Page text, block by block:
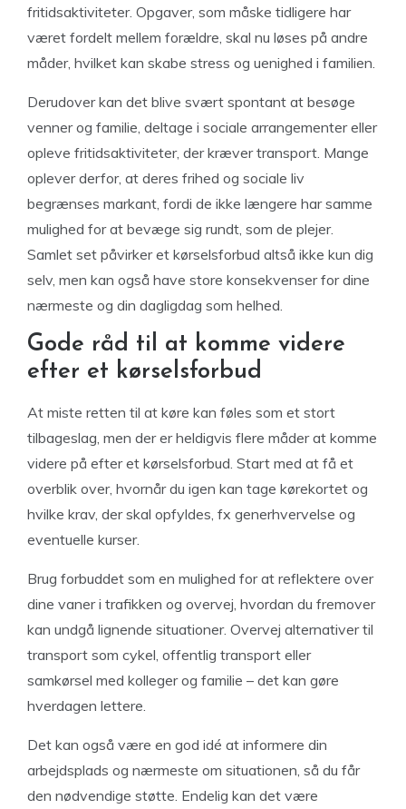
fritidsaktiviteter. Opgaver, som måske tidligere har
været fordelt mellem forældre, skal nu løses på andre
måder, hvilket kan skabe stress og uenighed i familien.
Derudover kan det blive svært spontant at besøge
venner og familie, deltage i sociale arrangementer eller
opleve fritidsaktiviteter, der kræver transport. Mange
oplever derfor, at deres frihed og sociale liv
begrænses markant, fordi de ikke længere har samme
mulighed for at bevæge sig rundt, som de plejer.
Samlet set påvirker et kørselsforbud altså ikke kun dig
selv, men kan også have store konsekvenser for dine
nærmeste og din dagligdag som helhed.
Gode råd til at komme videre
efter et kørselsforbud
At miste retten til at køre kan føles som et stort
tilbageslag, men der er heldigvis flere måder at komme
videre på efter et kørselsforbud. Start med at få et
overblik over, hvornår du igen kan tage kørekortet og
hvilke krav, der skal opfyldes, fx generhvervelse og
eventuelle kurser.
Brug forbuddet som en mulighed for at reflektere over
dine vaner i trafikken og overvej, hvordan du fremover
kan undgå lignende situationer. Overvej alternativer til
transport som cykel, offentlig transport eller
samkørsel med kolleger og familie – det kan gøre
hverdagen lettere.
Det kan også være en god idé at informere din
arbejdsplads og nærmeste om situationen, så du får
den nødvendige støtte. Endelig kan det være